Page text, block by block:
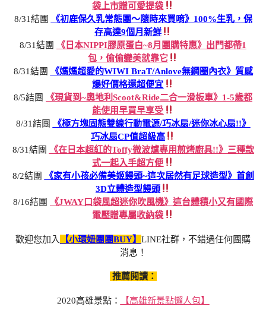
袋上市贈可愛提袋
8/31結團
《初鹿保久乳常態團～隨時來買唷》100%生乳，保
存高達9個月新鮮
8/31結團
《日本NIPPI膠原蛋白~8月團購特惠》出門都帶1
包，偷偷變美就靠它
8/31結團
《媽媽超愛的WIWI BraT/Anlove無鋼圈內衣》質感
爆好價格還超便宜
8/5結團
《現貨到~奧地利Scoot&Ride二合一滑板車》1-5歲都
能使用早買早享受
8/31結團
《極方塊固態雙線行動電源/巧冰扇/迷你冰心扇!!》
巧冰扇CP值超級高
8/31結團
《在日本超紅的Toffy微波爐專用煎烤廚具!!》三種款
式一起入手超方便
8/2結團
《家有小孩必備美姬饅頭~這次居然有足球造型》首創
3D立體造型饅頭
8/16結團
《JWAY口袋風超迷你吹風機》這台體積小又有國際
電壓贈專屬收納袋
歡迎您加入 【小環妞團團BUY】 LINE社群，不錯過任何團購
消息！
推薦閱讀：
2020高雄景點： 【高雄新景點懶人包】